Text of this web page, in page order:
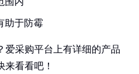
助于防霉
爱采购平台上有详细的产品
看看吧！